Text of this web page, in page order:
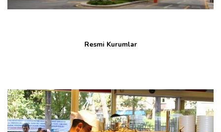
Resmi Kurumlar